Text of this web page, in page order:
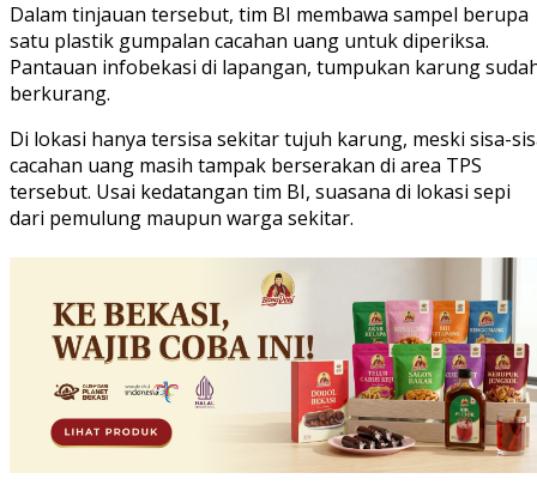
Dalam tinjauan tersebut, tim BI membawa sampel berupa
satu plastik gumpalan cacahan uang untuk diperiksa.
Pantauan infobekasi di lapangan, tumpukan karung
berkurang.
Di lokasi hanya tersisa sekitar tujuh karung, meski sisa-
cacahan uang masih tampak berserakan di area TPS
tersebut. Usai kedatangan tim BI, suasana di lokasi sepi
dari pemulung maupun warga sekitar.